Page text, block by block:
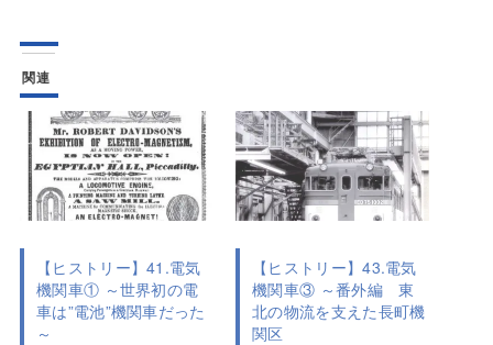
関連
【ヒストリー】41.電気
機関車① ～世界初の電
車は”電池”機関車だった
～
【ヒストリー】43.電気
機関車③ ～番外編 東
北の物流を支えた長町機
関区